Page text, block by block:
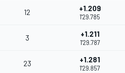
12 +1.209
1'29.785
3 +1.211
1'29.787
23 +1.281
1'29.857